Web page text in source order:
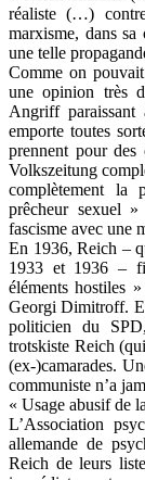
réaliste (…)
marxisme, dans sa
une telle
Comme on
une opinion très
Angriff paraissant
emporte toutes
prennent pour
Volkszeitung
complètement la
prêcheur sexuel
fascisme avec une
En 1936, Reich –
1933 et 1936 –
éléments hostiles
Georgi Dimitroff.
politicien du
trotskiste Reich
(ex-)camarades.
communiste n’a
« Usage abusif de
L’Association
allemande de
Reich de leurs